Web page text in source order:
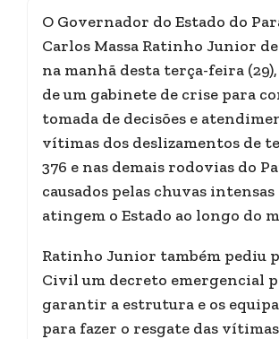
O Governador do Estado do
Carlos Massa Ratinho Junior
na manhã desta terça-feira
de um gabinete de crise para
tomada de decisões e
vítimas dos deslizamentos de
376 e nas demais rodovias do
causados pelas chuvas intensas
atingem o Estado ao longo do
Ratinho Junior também pediu
Civil um decreto emergencial
garantir a estrutura e os
para fazer o resgate das